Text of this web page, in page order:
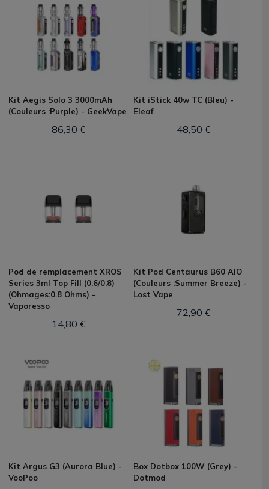
Kit Aegis Solo 3 3000mAh
(Couleurs :Purple) - GeekVape
86,30 €
Kit iStick 40w TC (Bleu) -
Eleaf
48,50 €
Pod de remplacement XROS
Series 3ml Top Fill (0.6/0.8)
(Ohmages:0.8 Ohms) -
Vaporesso
14,80 €
Kit Pod Centaurus B60 AIO
(Couleurs :Summer Breeze) -
Lost Vape
72,90 €
Kit Argus G3 (Aurora Blue) -
VooPoo
Box Dotbox 100W (Grey) -
Dotmod